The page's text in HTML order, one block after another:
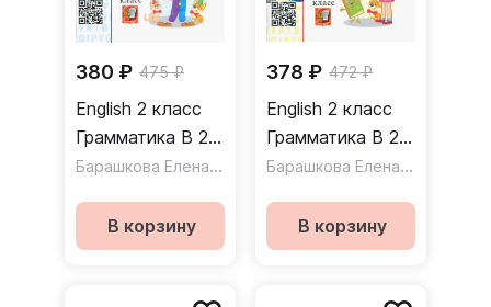
380 ₽ 475 ₽
English 2 класс
Грамматика В 2-
х частях Сборник
учебнику И. Н.
Верещагиной
Барашкова Елена Александровна
В корзину
378 ₽ 472 ₽
English 2 класс
Грамматика В 2-
х частях. Часть 1
упражнений к
учебнику И. Н.
Барашкова Елена Александровна
В корзину